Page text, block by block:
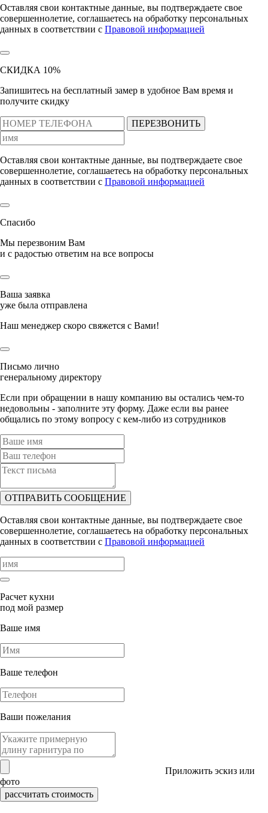
Оставляя свои контактные данные, вы подтверждаете свое
совершеннолетие, соглашаетесь на обработку персональных
данных в соответствии с Правовой информацией
СКИДКА 10%
Запишитесь на бесплатный замер в удобное Вам время и
получите скидку
ПЕРЕЗВОНИТЬ
Оставляя свои контактные данные, вы подтверждаете свое
совершеннолетие, соглашаетесь на обработку персональных
данных в соответствии с Правовой информацией
Спасибо
Мы перезвоним Вам
и с радостью ответим на все вопросы
Ваша заявка
уже была отправлена
Наш менеджер скоро свяжется с Вами!
Письмо лично
генеральному директору
Если при обращении в нашу компанию вы остались чем-то
недовольны - заполните эту форму. Даже если вы ранее
общались по этому вопросу с кем-либо из сотрудников
ОТПРАВИТЬ СООБЩЕНИЕ
Оставляя свои контактные данные, вы подтверждаете свое
совершеннолетие, соглашаетесь на обработку персональных
данных в соответствии с Правовой информацией
Расчет кухни
под мой размер
Ваше имя
Ваше телефон
Ваши пожелания
Приложить эскиз или
фото
рассчитать стоимость